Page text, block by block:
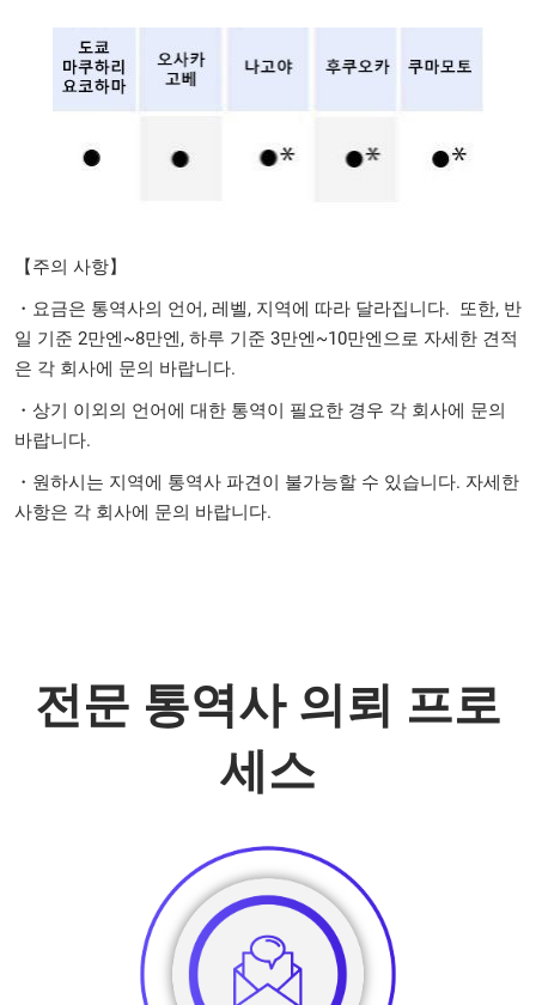
【주의 사항】
・요금은 통역사의 언어, 레벨, 지역에 따라 달라집니다. 또한, 반
일 기준 2만엔~8만엔, 하루 기준 3만엔~10만엔으로 자세한 견적
은 각 회사에 문의 바랍니다.
・상기 이외의 언어에 대한 통역이 필요한 경우 각 회사에 문의
바랍니다.
・원하시는 지역에 통역사 파견이 불가능할 수 있습니다. 자세한
사항은 각 회사에 문의 바랍니다.
전문 통역사 의뢰 프로
세스